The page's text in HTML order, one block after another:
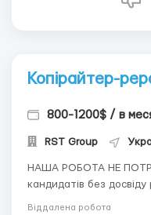
Копірайтер-
800-1200$ / в
RST Group
НАША РОБОТА НЕ
кандидатів без
та підтримку
Віддалена робота